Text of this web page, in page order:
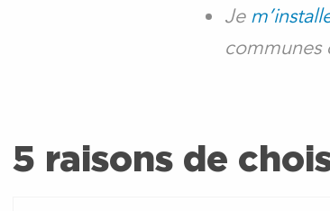
Je
communes
5 raisons de